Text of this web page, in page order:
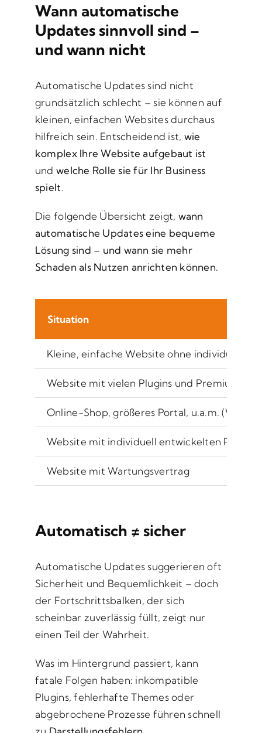
Wann automatische
Updates sinnvoll sind –
und wann nicht
Automatische Updates sind nicht
grundsätzlich schlecht – sie können auf
kleinen, einfachen Websites durchaus
hilfreich sein. Entscheidend ist, wie
komplex Ihre Website aufgebaut ist
undwelche Rolle sie für Ihr Business
spielt
Die folgende Übersicht zeigt, wann
automatische Updates eine bequeme
Lösung sind – und wann sie mehr
Schaden als Nutzen anrichten können.
Situation
Kleine, einfache Website ohne individuelle
Website mit vielen Plugins und Premium-
Online-Shop, größeres Portal, u.a.m.
Website mit individuell entwickelten Plugins
Website mit Wartungsvertrag
Automatisch ≠ sicher
Automatische Updates suggerieren oft
Sicherheit und Bequemlichkeit – doch
der Fortschrittsbalken, der sich
scheinbar zuverlässig füllt, zeigt nur
einen Teil der Wahrheit.
Was im Hintergrund passiert, kann
fatale Folgen haben: inkompatible
Plugins, fehlerhafte Themes oder
abgebrochene Prozesse führen schnell